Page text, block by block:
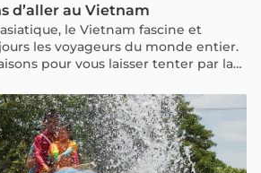
d’aller au Vietnam
le Vietnam fascine et
les voyageurs du monde entier.
pour vous laisser tenter par la
du Dragon ».